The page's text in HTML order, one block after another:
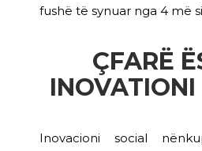
fushë të synuar nga 4 më
ÇFARË
INOVATIONI
Inovacioni social